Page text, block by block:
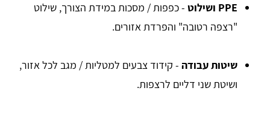
PPE ושילוט
- כפפות / מסכות במידת הצורך, שילוט
"רצפה רטובה" והפרדת אזורים.
שיטות עבודה - קידוד צבעים למטליות / מגב לכל אזור,
ושיטת שני דליים לרצפות.